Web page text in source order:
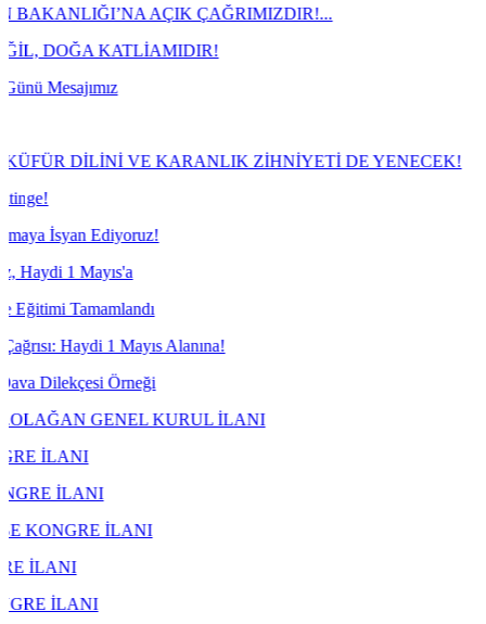
AÇIK ÇAĞRIMIZDIR!...
KATLİAMIDIR!
VE KARANLIK ZİHNİYETİ DE YENECEK!
Ediyoruz!
1 Mayıs Alanına!
Örneği
GENEL KURUL İLANI
İLANI